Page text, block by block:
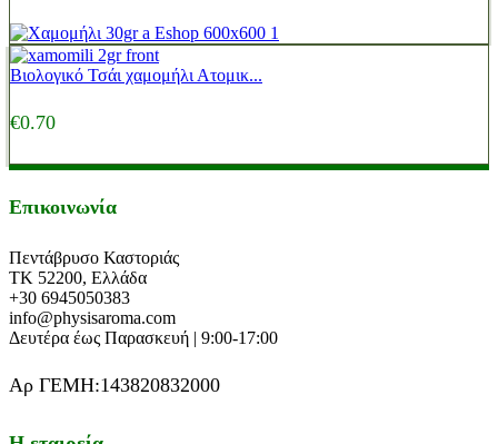
Βιολογικό Τσάι χαμομήλι Ατομικ...
€0.70
Επικοινωνία
Πεντάβρυσο Καστοριάς
ΤΚ 52200, Ελλάδα
+30 6945050383
info@physisaroma.com
Δευτέρα έως Παρασκευή | 9:00-17:00
Αρ ΓΕΜΗ:143820832000